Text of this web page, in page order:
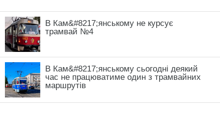
В Кам&#8217;янському не курсує
трамвай №4
В Кам&#8217;янському сьогодні деякий
час не працюватиме один з трамвайних
маршрутів